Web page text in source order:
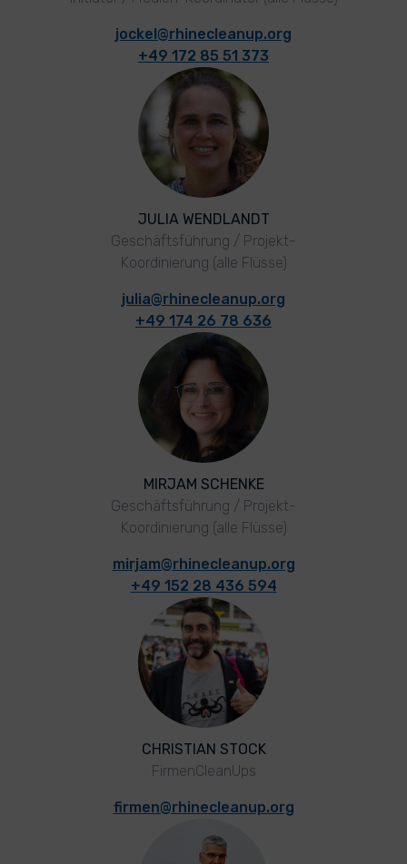
jockel@rhinecleanup.org
+49 172 85 51 373
JULIA WENDLANDT
Geschäftsführung / Projekt-
Koordinierung (alle Flüsse)
julia@rhinecleanup.org
+49 174 26 78 636
MIRJAM SCHENKE
Geschäftsführung / Projekt-
Koordinierung (alle Flüsse)
mirjam@rhinecleanup.org
+49 152 28 436 594
CHRISTIAN STOCK
FirmenCleanUps
firmen@rhinecleanup.org